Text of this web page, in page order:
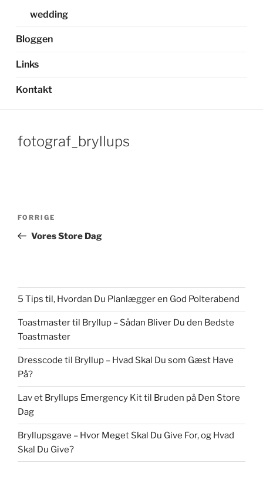
wedding
Bloggen
Links
Kontakt
fotograf_bryllups
Forrige
indlæg
FORRIGE
Vores Store Dag
5 Tips til, Hvordan Du Planlægger en God Polterabend
Toastmaster til Bryllup – Sådan Bliver Du den Bedste
Toastmaster
Dresscode til Bryllup – Hvad Skal Du som Gæst Have
På?
Lav et Bryllups Emergency Kit til Bruden på Den Store
Dag
Bryllupsgave – Hvor Meget Skal Du Give For, og Hvad
Skal Du Give?